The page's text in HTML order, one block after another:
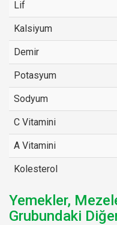
Lif
Kalsiyum
Demir
Potasyum
Sodyum
C Vitamini
A Vitamini
Kolesterol
Yemekler,
Grubundaki